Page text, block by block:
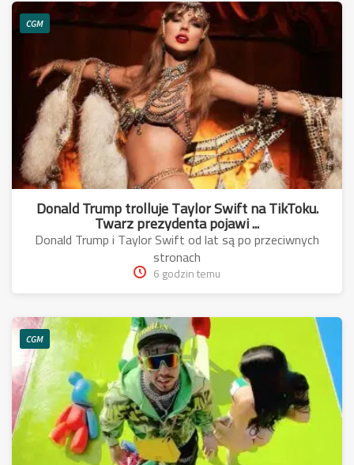
CGM
Donald Trump trolluje Taylor Swift na TikToku.
Twarz prezydenta pojawi ...
Donald Trump i Taylor Swift od lat są po przeciwnych
stronach
6 godzin temu
CGM